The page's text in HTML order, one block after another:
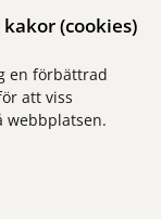
(cookies)
en förbättrad
att viss
webbplatsen.
(CHIS)